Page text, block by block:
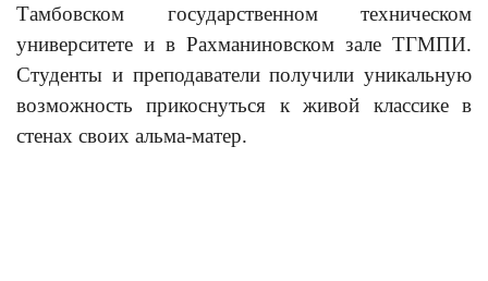
Тамбовском государственном техническом
университете и в Рахманиновском зале ТГМПИ.
Студенты и преподаватели получили уникальную
возможность прикоснуться к живой классике в
стенах своих альма-матер.